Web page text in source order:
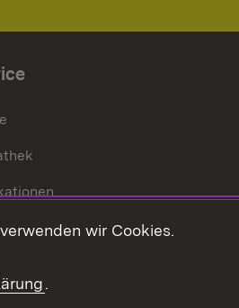
und Ausbildungwir Cookies.
.